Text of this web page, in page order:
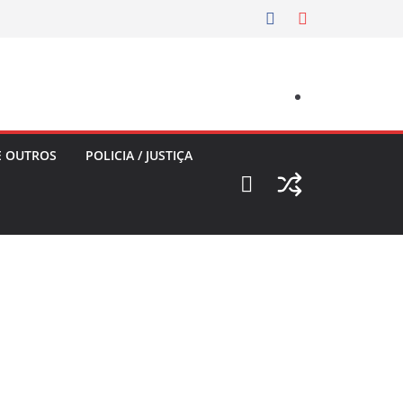
OUTROS POLICIA / JUSTIÇA